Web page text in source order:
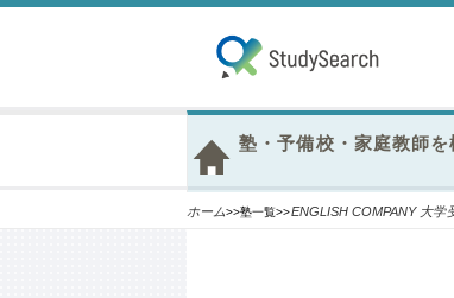
塾・予備校・家庭教師を
ホーム>>塾一覧>>ENGLISH COMPANY 大学